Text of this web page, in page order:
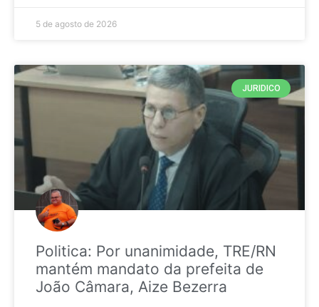
5 de agosto de 2026
JURIDICO
Politica: Por unanimidade, TRE/RN
mantém mandato da prefeita de
João Câmara, Aize Bezerra